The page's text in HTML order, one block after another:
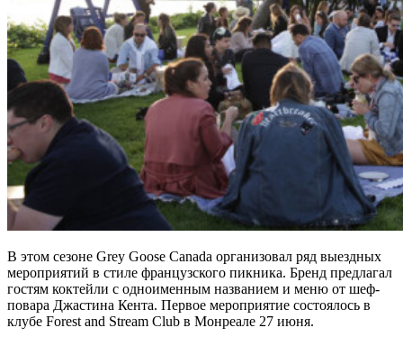
В этом сезоне Grey Goose Canada организовал ряд выездных
мероприятий в стиле французского пикника. Бренд предлагал
гостям коктейли с одноименным названием и меню от шеф-
повара Джастина Кента. Первое мероприятие состоялось в
клубе Forest and Stream Club в Монреале 27 июня.